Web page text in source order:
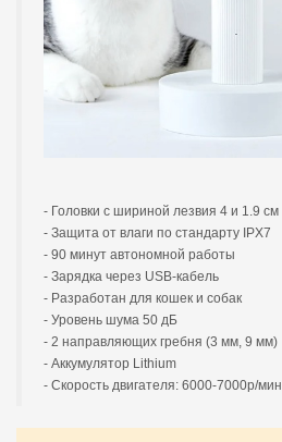
- Головки с шириной лезвия 4 и 1.9 см
- Защита от влаги по стандарту IPX7
- 90 минут автономной работы
- Зарядка через USB-кабель
- Разработан для кошек и собак
- Уровень шума 50 дБ
- 2 направляющих гребня (3 мм, 9 мм)
- Аккумулятор Lithium
- Скорость двигателя: 6000-7000р/мин